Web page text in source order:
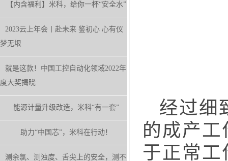
【内含福利】米科，给你一杯“安全水”
2023云上年会丨赴未来 鉴初心 心有仪
梦无垠
就是这款！中国工控自动化领域2022年
度大奖揭晓
能源计量升级改造，米科“有一套”
助力“中国芯”，米科在行动！
测余氯、测浊度、舌尖上的安全，测不
经过细
的成产
于正常